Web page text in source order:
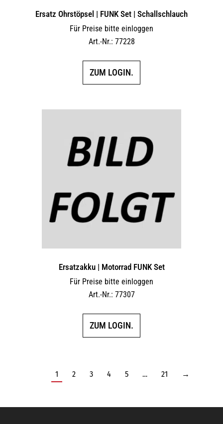
Ersatz Ohrstöpsel | FUNK Set | Schallschlauch
Für Preise bitte einloggen
Art.-Nr.: 77228
ZUM LOGIN.
Ersatzakku | Motorrad FUNK Set
Für Preise bitte einloggen
Art.-Nr.: 77307
ZUM LOGIN.
1 2 3 4 5 … 21 →